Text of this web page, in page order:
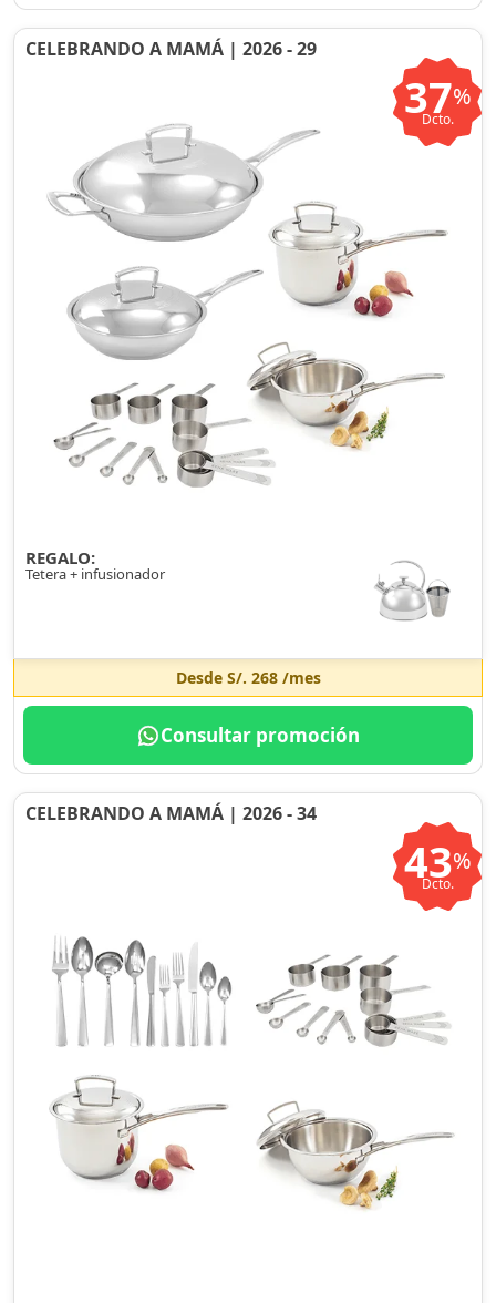
CELEBRANDO A MAMÁ | 2026 - 29
37%
Dcto.
REGALO:
Tetera + infusionador
Desde S/. 268/mes
Consultar promoción
CELEBRANDO A MAMÁ | 2026 - 34
43%
Dcto.